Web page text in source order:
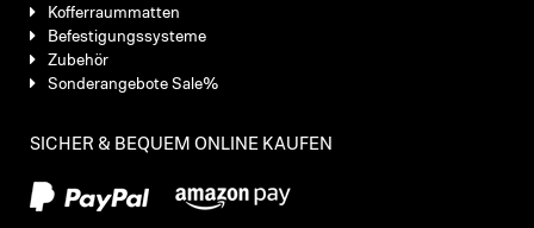
Kofferraummatten
Befestigungssysteme
Zubehör
Sonderangebote Sale%
SICHER & BEQUEM ONLINE KAUFEN